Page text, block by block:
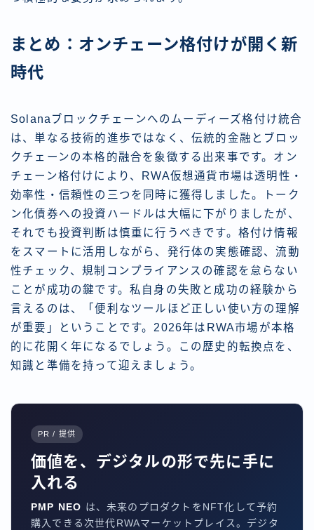
まとめ：オンチェーン格付けが開く新
時代
Solanaブロックチェーンへのムーディーズ格付け統合
は、単なる技術的進歩ではなく、伝統的金融とブロッ
クチェーンの本格的融合を象徴する出来事です。オン
チェーン格付けにより、RWA仮想通貨市場は透明性・
効率性・信頼性の三つを同時に獲得しました。トーク
ン化債券への投資ハードルは大幅に下がりましたが、
それでも投資判断は慎重に行うべきです。格付け情報
をスマートに活用しながら、発行体の実態確認、流動
性チェック、規制コンプライアンスの確認を怠らない
ことが成功の鍵です。私自身の失敗と成功の経験から
言えるのは、「便利なツールほど正しい使い方の理解
が重要」ということです。2026年はRWA市場が本格
的に花開く年になるでしょう。この歴史的転換点を、
知識と準備を持って迎えましょう。
PR / 提供
価値を、デジタルの形で先に手に
入れる
PMP NEO は、未来のプロダクトをNFT化して予約
購入できる次世代RWAマーケットプレイス。デジタ